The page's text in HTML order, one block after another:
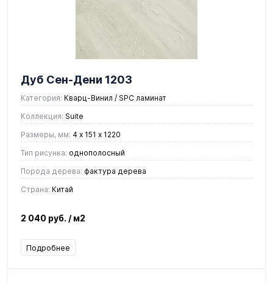
Дуб Сен-Дени 1203
Категория: Кварц-Винил / SPC ламинат
Коллекция: Suite
Размеры, мм: 4 х 151 х 1220
Тип рисунка: однополосный
Порода дерева: фактура дерева
Страна: Китай
2 040 руб. / м2
Подробнее